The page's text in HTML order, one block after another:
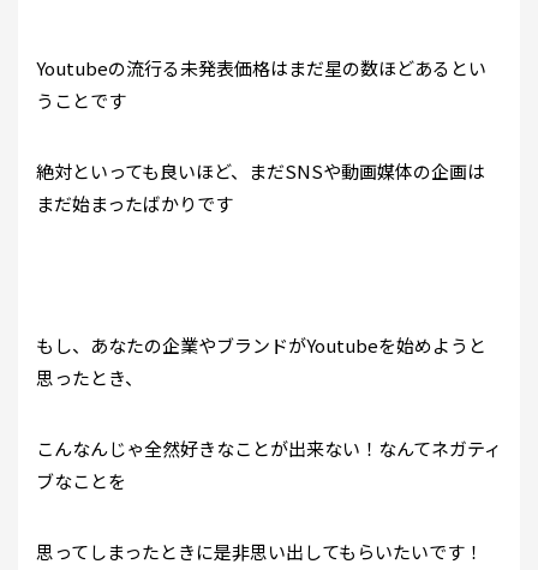
Youtubeの流行る未発表価格はまだ星の数ほどあるとい
うことです
絶対といっても良いほど、まだSNSや動画媒体の企画は
まだ始まったばかりです
もし、あなたの企業やブランドがYoutubeを始めようと
思ったとき、
こんなんじゃ全然好きなことが出来ない！なんてネガティ
ブなことを
思ってしまったときに是非思い出してもらいたいです！